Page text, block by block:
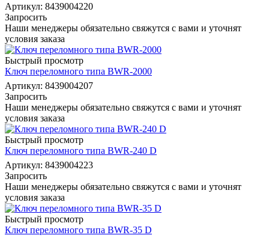
Артикул: 8439004220
Запросить
Наши менеджеры обязательно свяжутся с вами и уточнят
условия заказа
Быстрый просмотр
Ключ переломного типа BWR-2000
Артикул: 8439004207
Запросить
Наши менеджеры обязательно свяжутся с вами и уточнят
условия заказа
Быстрый просмотр
Ключ переломного типа BWR-240 D
Артикул: 8439004223
Запросить
Наши менеджеры обязательно свяжутся с вами и уточнят
условия заказа
Быстрый просмотр
Ключ переломного типа BWR-35 D